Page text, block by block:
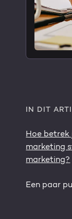
IN DIT
Hoe betrek
marketing
marketing?
Een paar